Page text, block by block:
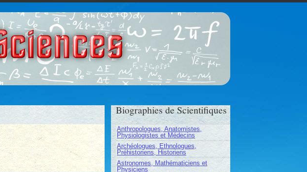
Gloubik Sciences
Biographies de Scientifiques
Anthropologues, Anatomistes,
Physiologistes et Médecins
Archéologues, Ethnologues,
Préhistoriens, Historiens
Astronomes, Mathématiciens et
Physiciens